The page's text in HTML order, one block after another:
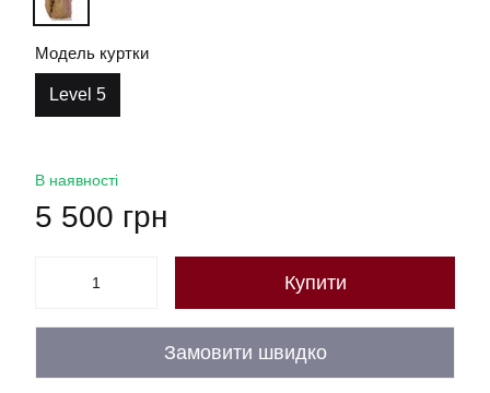
Модель куртки
Level 5
В наявності
5 500 грн
Купити
Замовити швидко